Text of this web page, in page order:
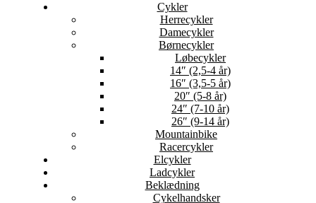
Cykler
Herrecykler
Damecykler
Børnecykler
Løbecykler
14″ (2,5-4 år)
16″ (3,5-5 år)
20″ (5-8 år)
24″ (7-10 år)
26″ (9-14 år)
Mountainbike
Racercykler
Elcykler
Ladcykler
Beklædning
Cykelhandsker